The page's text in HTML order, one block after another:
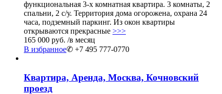
функциональная 3-х комнатная квартира. 3 комнаты, 2
спальни, 2 с/у. Территория дома огорожена, охрана 24
часа, подземный паркинг. Из окон квартиры
открываются прекрасные >>>
165 000 руб. /в месяц
В избранное✆ +7 495 777-0770
Квартира, Аренда, Москва, Кочновский
проезд